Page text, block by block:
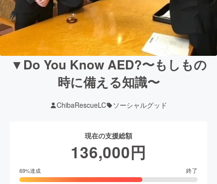
▼Do You Know AED?〜もしもの
時に備える知識〜
ChibaRescueLC ソーシャルグッド
現在の支援総額
136,000円
69%達成 終了